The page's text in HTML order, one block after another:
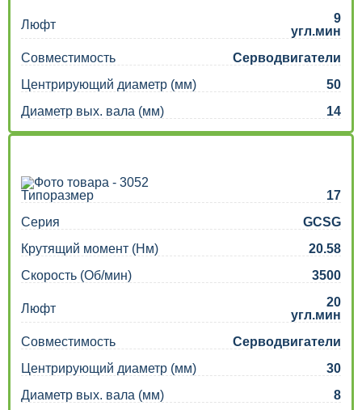
Люфт
9
угл.мин
Совместимость
Серводвигатели
Центрирующий диаметр (мм)
50
Диаметр вых. вала (мм)
14
Типоразмер
17
Серия
GCSG
Крутящий момент (Нм)
20.58
Скорость (Об/мин)
3500
Люфт
20
угл.мин
Совместимость
Серводвигатели
Центрирующий диаметр (мм)
30
Диаметр вых. вала (мм)
8